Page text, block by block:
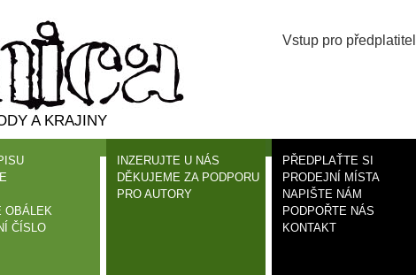
Vstup pro
A KRAJINY
OBÁLEK
ČÍSLO
INZERUJTE U NÁS
DĚKUJEME ZA PODPORU
PRO AUTORY
PŘEDPLAŤTE SI
PRODEJNÍ MÍSTA
NAPIŠTE NÁM
PODPOŘTE NÁS
KONTAKT